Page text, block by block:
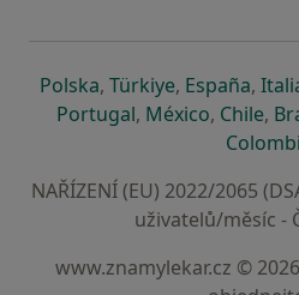
Polskase otevře v nové
, Türkiyese otevře v
, Españase
,
Portugalse otevře v nové
, Méxicose otevře
, Chilese
,
NAŘÍZENÍ (EU) 2022/2065
uživatelů/měsíc -
www.znamylekar.cz ©